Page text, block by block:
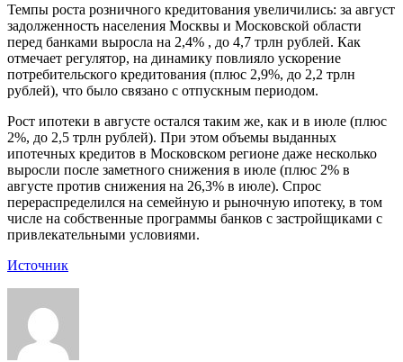
Темпы роста розничного кредитования увеличились: за август
задолженность населения Москвы и Московской области
перед банками выросла на 2,4% , до 4,7 трлн рублей. Как
отмечает регулятор, на динамику повлияло ускорение
потребительского кредитования (плюс 2,9%, до 2,2 трлн
рублей), что было связано с отпускным периодом.
Рост ипотеки в августе остался таким же, как и в июле (плюс
2%, до 2,5 трлн рублей). При этом объемы выданных
ипотечных кредитов в Московском регионе даже несколько
выросли после заметного снижения в июле (плюс 2% в
августе против снижения на 26,3% в июле). Спрос
перераспределился на семейную и рыночную ипотеку, в том
числе на собственные программы банков с застройщиками с
привлекательными условиями.
Источник